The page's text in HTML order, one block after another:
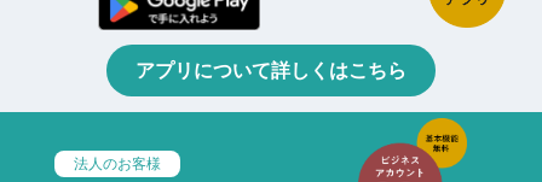
アプリについて詳しくはこちら
法人のお客様